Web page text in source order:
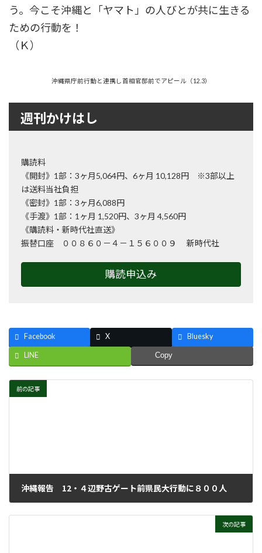
う。今こそ沖縄と「ヤマト」の人びとが共に生きる
ための行動を！
（Ｋ）
沖縄県庁前行動と連携し首相官邸前でアピール（12.3）
週刊かけはし
購読料
《開封》1部：3ヶ月5,064円、6ヶ月 10,128円 ※3部以上
は送料当社負担
《密封》1部：3ヶ月6,088円
《手渡》1部：1ヶ月 1,520円、3ヶ月 4,560円
《購読料・新時代社直送》
振替口座 ００８６０－４－１５６００９ 新時代社
購読申込み
Facebook X Bluesky
LINE Copy
前の記事
沖縄報告 12・４辺野古ゲート前県民大行動に８００人
次の記事